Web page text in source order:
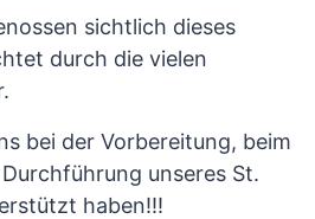
sichtlich dieses
durch die vielen
bei der Vorbereitung, beim
unseres St.
haben!!!